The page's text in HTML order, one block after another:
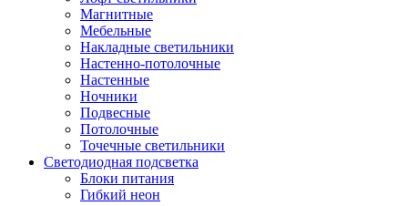
Магнитные
Мебельные
Накладные светильники
Настенно-потолочные
Настенные
Ночники
Подвесные
Потолочные
Точечные светильники
Светодиодная подсветка
Блоки питания
Гибкий неон